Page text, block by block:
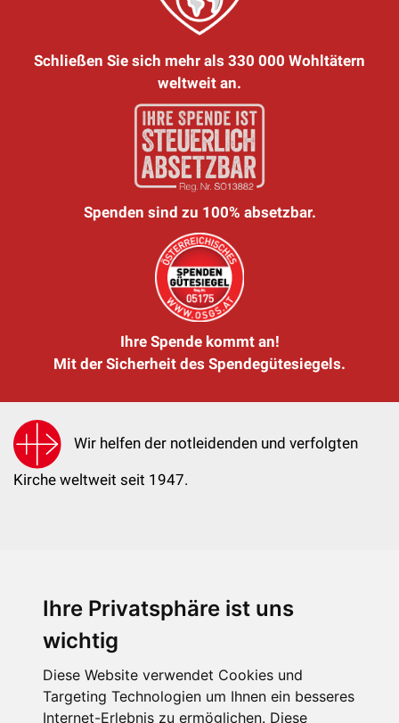
Ihre Privatsphäre ist uns
wichtig
Diese Website verwendet Cookies und
Targeting Technologien um Ihnen ein besseres
Internet-Erlebnis zu ermöglichen. Diese
Schließen Sie sich mehr als 330 000 Wohltätern
weltweit an.
Spenden sind zu 100% absetzbar.
Ihre Spende kommt an!
Mit der Sicherheit des Spendegütesiegels.
Wir helfen der notleidenden und verfolgten
Kirche weltweit seit 1947.
KIRCHE IN NOT - Österreich
kin@kircheinnot.at